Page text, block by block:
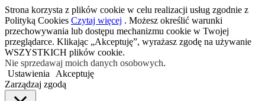
Strona korzysta z plików cookie w celu realizacji usług zgodnie z
Polityką Cookies Czytaj więcej . Możesz określić warunki
przechowywania lub dostępu mechanizmu cookie w Twojej
przeglądarce. Klikając „Akceptuję”, wyrażasz zgodę na używanie
WSZYSTKICH plików cookie.
Nie sprzedawaj moich danych osobowych.
Ustawienia
Akceptuję
Zarządzaj zgodą